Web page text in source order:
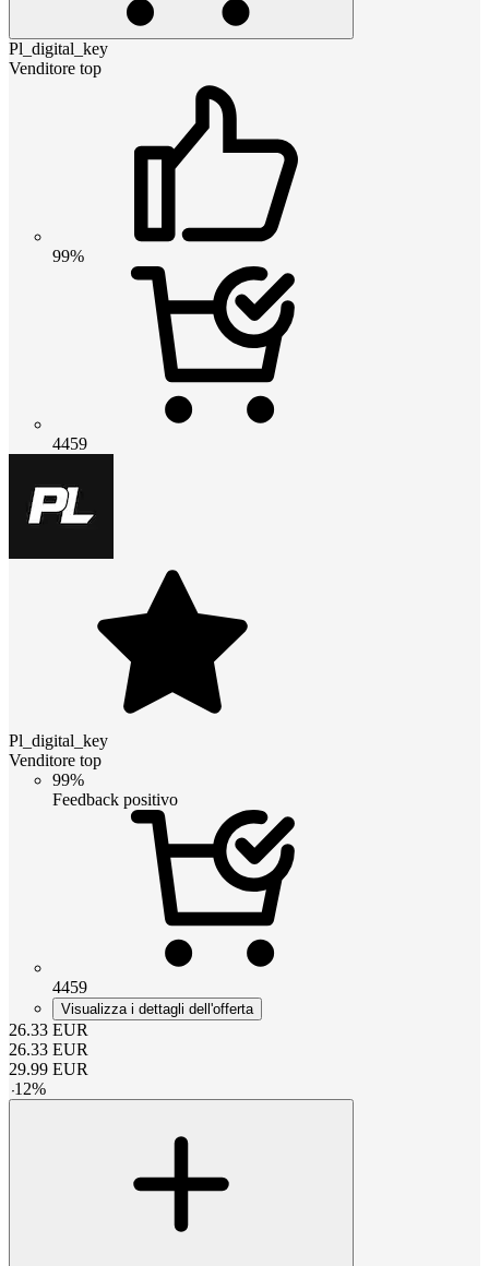
Pl_digital_key
Venditore top
99%
4459
Pl_digital_key
Venditore top
99%
Feedback positivo
4459
Visualizza i dettagli dell'offerta
26.33 EUR
26.33 EUR
29.99 EUR
-12%